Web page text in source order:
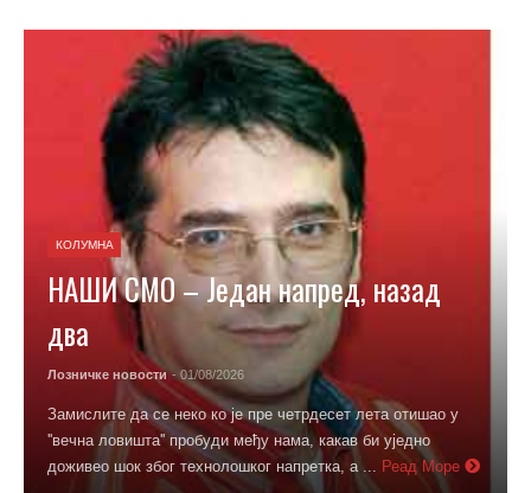
КОЛУМНА
НАШИ СМО – Један напред, назад
два
Лозничке новости - 01/08/2026
Замислите да се неко ко је пре четрдесет лета отишао у
''вечна ловишта'' пробуди међу нама, какав би уједно
доживео шок због технолошког напретка, а ...
Реад Море